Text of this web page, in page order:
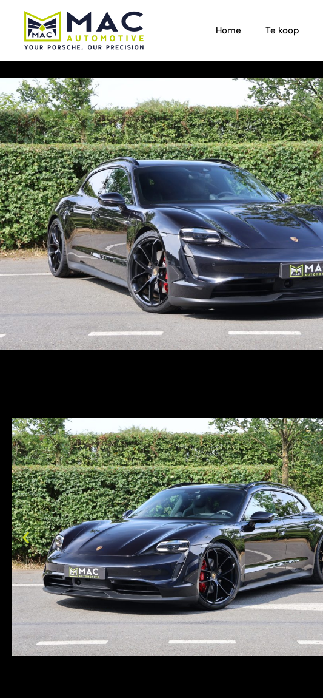
Home Te koop